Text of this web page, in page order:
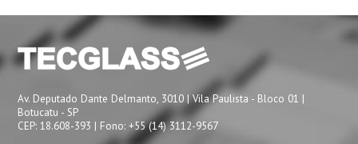
Av. Deputado Dante Delmanto, 3010 | Vila Paulista - Bloco 01 |
Botucatu - SP
CEP: 18.608-393 | Fono: +55 (14) 3112-9567